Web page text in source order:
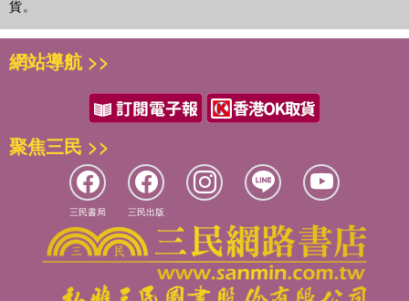
貨。
網站導航 >>
聚焦三民 >>
三民書局 三民出版